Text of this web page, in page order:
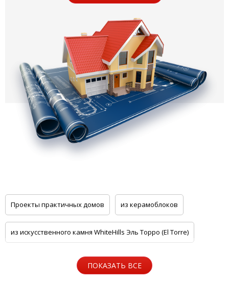
Проекты практичных домов из керамоблоков
из искусственного камня WhiteHills Эль Торро (El Torre)
для семьи из семи человек
ПОКАЗАТЬ ВСЕ